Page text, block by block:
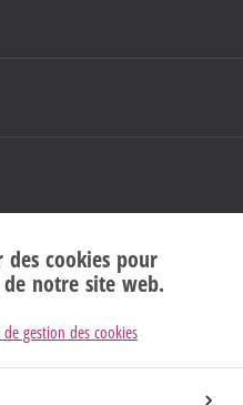
cookies pour
notre site web.
gestion des cookies